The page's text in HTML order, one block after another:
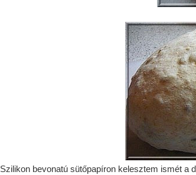
Szilikon bevonatú sütőpapíron kelesztem ismét a